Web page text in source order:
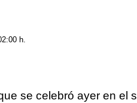
h.
se celebró ayer en el